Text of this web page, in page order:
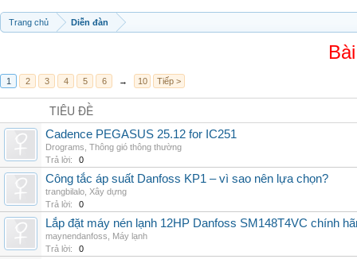
Trang chủ Diễn đàn
1 2 3 4 5 6 → 10 Tiếp >
TIÊU ĐỀ
Cadence PEGASUS 25.12 for IC251
Drograms Thông gió thông thường
Trả lời:
0
Công tắc áp suất Danfoss KP1 – vì sao nên lựa chọn?
trangbilalo Xây dựng
Trả lời:
0
Lắp đặt máy nén lạnh 12HP Danfoss SM148T4VC chính
maynendanfoss
Máy lạnh
Trả lời:
0